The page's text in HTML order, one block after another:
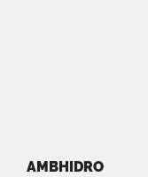
AMBHIDRO